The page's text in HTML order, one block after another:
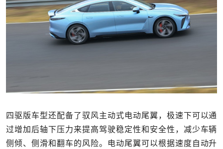
四驱版车型还配备了驭风主动式电动尾翼，极速下可以通
过增加后轴下压力来提高驾驶稳定性和安全性，减少车辆
侧倾、侧滑和翻车的风险。电动尾翼可以根据速度自动升